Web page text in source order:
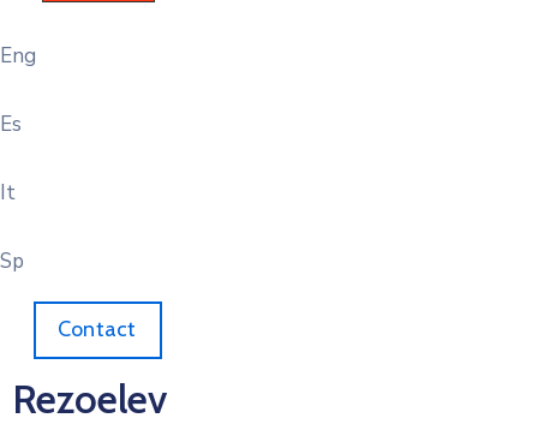
Eng
Es
It
Sp
Contact
Rezoelev